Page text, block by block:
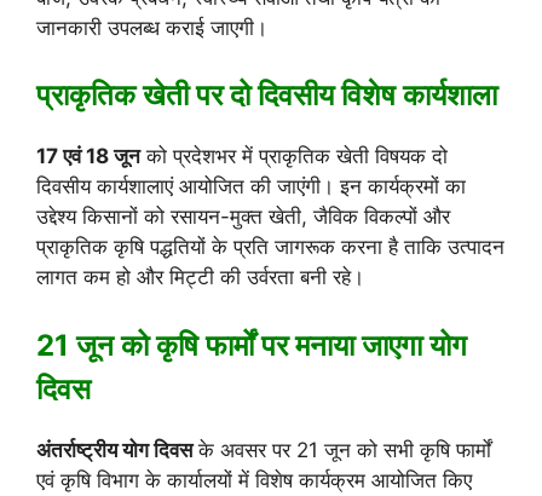
जानकारी उपलब्ध कराई जाएगी।
प्राकृतिक खेती पर दो दिवसीय विशेष कार्यशाला
17 एवं 18 जूनको प्रदेशभर में प्राकृतिक खेती विषयक दो
दिवसीय कार्यशालाएं आयोजित की जाएंगी। इन कार्यक्रमों का
उद्देश्य किसानों को रसायन-मुक्त खेती, जैविक विकल्पों और
प्राकृतिक कृषि पद्धतियों के प्रति जागरूक करना है ताकि उत्पादन
लागत कम हो और मिट्टी की उर्वरता बनी रहे।
21 जून को कृषि फार्मों पर मनाया जाएगा योग
दिवस
अंतर्राष्ट्रीय योग दिवसके अवसर पर 21 जून को सभी कृषि फार्मों
एवं कृषि विभाग के कार्यालयों में विशेष कार्यक्रम आयोजित किए